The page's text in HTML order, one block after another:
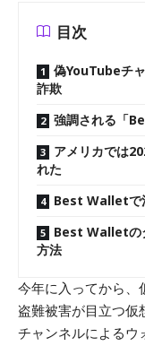
目次
偽YouTubeチ
詐欺
強調される「
アメリカでは
れた
Best Walletで
Best Walletの
方法
今年に入ってから、
盗難被害が目立つ
チャンネルによるウ